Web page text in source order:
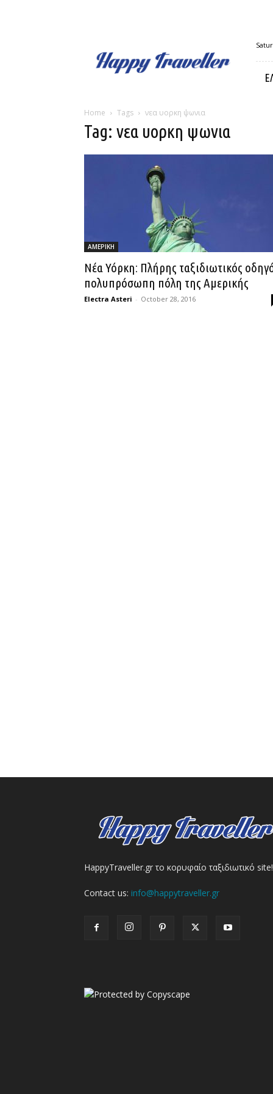
Traveller
Home Tags νεα υορκη ψωνια
Tag: νεα υορκη ψωνια
ΑΜΕΡΙΚΗ
Νέα Υόρκη: Πλήρης ταξιδιωτικός
πολυπρόσωπη πόλη της Αμερικής
Electra Asteri - October 28, 2016
HappyTraveller.gr το κορυφαίο ταξιδιωτικό site!
Contact us: info@happytraveller.gr